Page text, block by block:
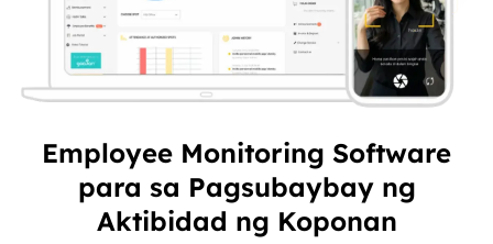
Employee Monitoring Software
para sa Pagsubaybay ng
Aktibidad ng Koponan